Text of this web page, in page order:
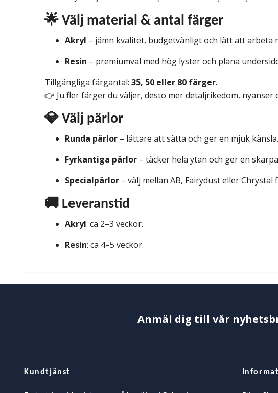
🌟 Välj material & antal färger
Akryl – jämn kvalitet, budgetvänligt och lätt att arbeta
Resin – premiumval med hög lyster och plana
Tillgängliga färgantal: 35, 50 eller 80 färger.
👉 Ju fler färger du väljer, desto mer detaljrikedom, nyanser
💎 Välj pärlor
Runda pärlor – lättare att sätta och ger en mjuk känsla.
Fyrkantiga pärlor – täcker hela ytan och ger en
Specialpärlor – välj mellan AB, Fairydust eller
🚚 Leveranstid
Akryl: ca 2–3 veckor.
Resin: ca 4–5 veckor.
Anmäl dig till vår
Kundtjänst